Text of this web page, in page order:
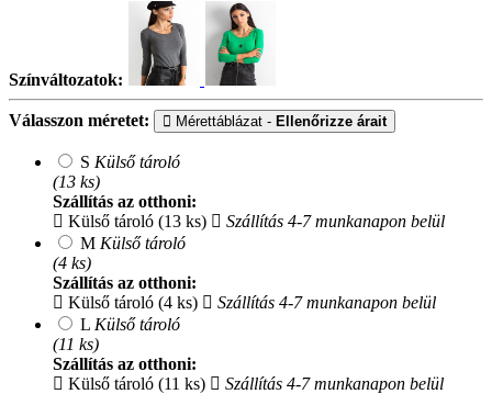
Színváltozatok:
Válasszon méretet: Mérettáblázat - Ellenőrizze árait
S Külső tároló
(13 ks)
Szállítás az otthoni:
Külső tároló (13 ks)
Szállítás 4-7 munkanapon belül
M Külső tároló
(4 ks)
Szállítás az otthoni:
Külső tároló (4 ks)
Szállítás 4-7 munkanapon belül
L Külső tároló
(11 ks)
Szállítás az otthoni:
Külső tároló (11 ks)
Szállítás 4-7 munkanapon belül